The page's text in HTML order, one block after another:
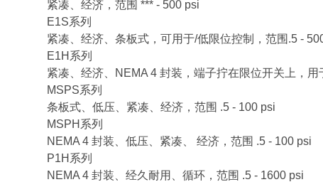
紧凑、经济，范围 *** - 500 psi
E1S系列
紧凑、经济、条板式，可用于/低限位控制，范围.5 -
E1H系列
紧凑、经济、NEMA 4 封装，端子拧在限位开关上，
MSPS系列
条板式、低压、紧凑、经济，范围 .5 - 100 psi
MSPH系列
NEMA 4 封装、低压、紧凑、 经济，范围 .5 - 100 psi
P1H系列
NEMA 4 封装、经久耐用、循环，范围 .5 - 1600 psi